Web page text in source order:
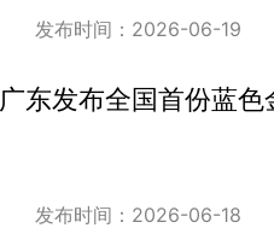
发布时间：2026-06-19
广东发布全国首份蓝
发布时间：2026-06-18